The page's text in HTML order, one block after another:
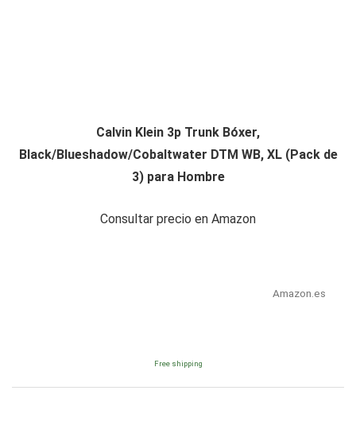
Calvin Klein 3p Trunk Bóxer,
Black/Blueshadow/Cobaltwater DTM WB, XL (Pack de
3) para Hombre
Consultar precio en Amazon
Amazon.es
Free shipping